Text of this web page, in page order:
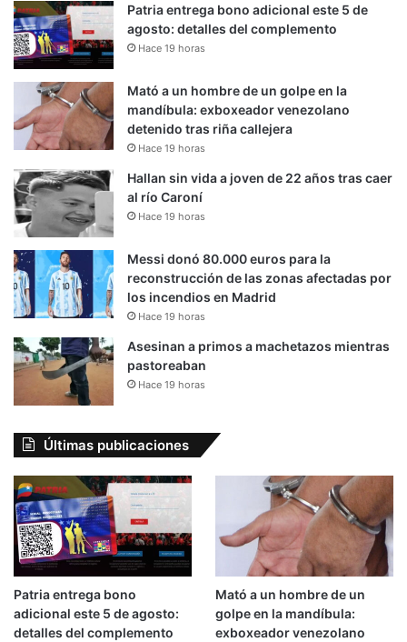
Patria entrega bono adicional este 5 de
agosto: detalles del complemento
Hace 19 horas
Mató a un hombre de un golpe en la
mandíbula: exboxeador venezolano
detenido tras riña callejera
Hace 19 horas
Hallan sin vida a joven de 22 años tras caer
al río Caroní
Hace 19 horas
Messi donó 80.000 euros para la
reconstrucción de las zonas afectadas por
los incendios en Madrid
Hace 19 horas
Asesinan a primos a machetazos mientras
pastoreaban
Hace 19 horas
Últimas publicaciones
Patria entrega bono
adicional este 5 de agosto:
detalles del complemento
Mató a un hombre de un
golpe en la mandíbula:
exboxeador venezolano